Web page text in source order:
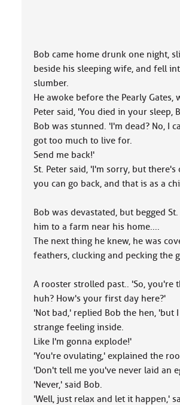
Bob came home drunk one night,
beside his sleeping wife, and fell
slumber.
He awoke before the Pearly Gates,
Peter said, 'You died in your sleep,
Bob was stunned. 'I'm dead? No, I
got too much to live for.
Send me back!'
St. Peter said, 'I'm sorry, but
you can go back, and that is as a
Bob was devastated, but begged
him to a farm near his home....
The next thing he knew, he was
feathers, clucking and pecking the
A rooster strolled past.. 'So, you're
huh? How's your first day here?'
'Not bad,' replied Bob the hen, 'but
strange feeling inside.
Like I'm gonna explode!'
'You're ovulating,' explained the
'Don't tell me you've never laid an
'Never,' said Bob.
'Well, just relax and let it happen,'